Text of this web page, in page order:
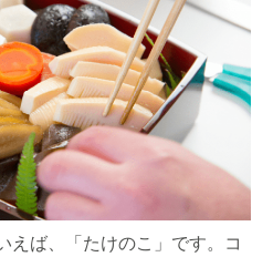
えば、「たけのこ」です。コ